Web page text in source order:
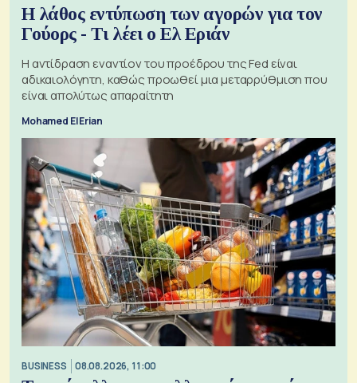
Η λάθος εντύπωση των αγορών για τον
Γούορς - Τι λέει ο Ελ Εριάν
Η αντίδραση εναντίον του προέδρου της Fed είναι
αδικαιολόγητη, καθώς προωθεί μια μεταρρύθμιση που
είναι απολύτως απαραίτητη
Mohamed El Erian
BUSINESS 08.08.2026, 11:00